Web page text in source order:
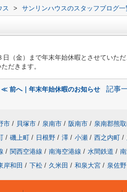
ス > サンリンハウスのスタッフブログ一
（金）まで年末年始休暇とさせていただ
だきます。
≪ 前へ｜年末年始休暇のお知らせ 記事
市 / 貝塚市 / 泉南市 / 阪南市 / 泉南郡熊
/ 磯上町 / 日根野 / 澤 / 小瀬 / 西之内町 /
/ 関西空港線 / 南海空港線 / 水間鉄道 /
岸和田 / 下松 / 久米田 / 和泉大宮 / 泉佐野